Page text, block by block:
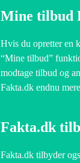
Mine tilbud
Hvis du opretter en
“Mine tilbud”
modtage tilbud og
Fakta.dk endnu
Fakta.dk
Fakta.dk tilbyder